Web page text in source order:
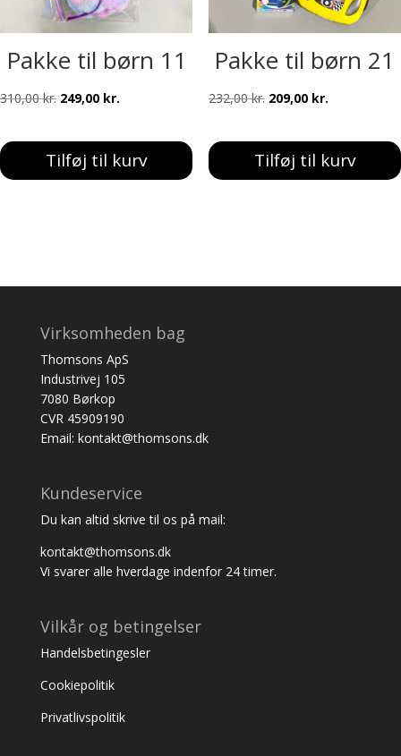
Pakke til børn 11
310,00kr. Den
pris
var:
249,00 kr.
pris
er:
Tilføj til kurv
Pakke til børn 21
232,00kr. Den
pris
var:
209,00 kr.
pris
er:
Tilføj til kurv
Virksomheden bag
Thomsons ApS
Industrivej 105
7080 Børkop
CVR 45909190
Email: kontakt@thomsons.dk
Kundeservice
Du kan altid skrive til os på mail:
kontakt@thomsons.dk
Vi svarer alle hverdage indenfor 24 timer.
Vilkår og betingelser
Handelsbetingesler
Cookiepolitik
Privatlivspolitik